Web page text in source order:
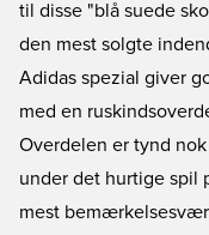
til disse "blå suede
den mest solgte
Adidas spezial giver
med en
Overdelen er tynd
under det hurtige spil
mest